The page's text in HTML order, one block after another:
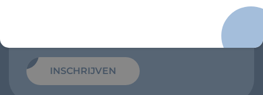
welkom en kijken ernaar uit om u te voorzien
INSCHRIJVEN